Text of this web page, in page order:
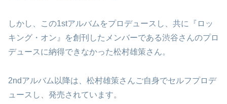
しかし、この1stアルバムをプロデュースし、共に『ロッ
キング・オン』を創刊したメンバーである渋谷さんのプロ
デュースに納得できなかった松村雄策さん。
2ndアルバム以降は、松村雄策さんご自身でセルフプロデ
ュースし、発売されています。